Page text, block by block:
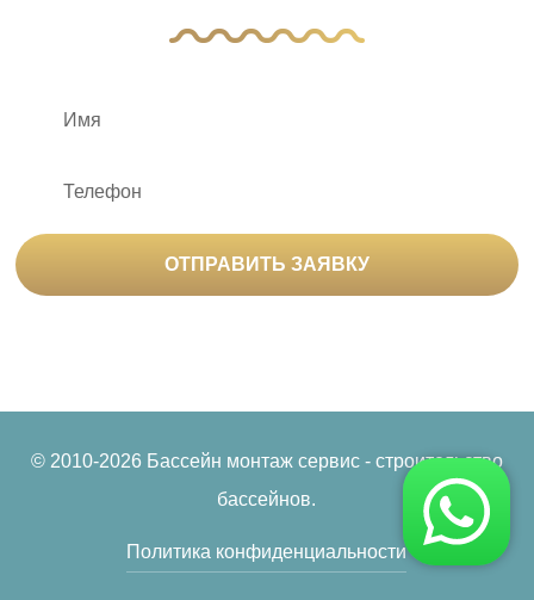
ОТПРАВИТЬ ЗАЯВКУ
© 2010-2026 Бассейн монтаж сервис - строительство
бассейнов.
Политика конфиденциальности